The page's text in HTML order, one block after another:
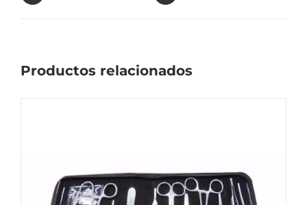
Productos relacionados